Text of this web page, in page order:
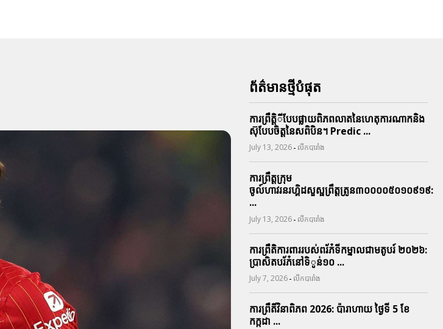
ព័ត៌មានថ្មីបំផុត
ការព្រឹតិ្តីបែបផ្លាយពិភពលាតនៃហេតុការណាកនិង
ស៊ុបែបចិត្តនៃសពិបិន។ Predic ...
July 13, 2026 - លីកបារាំង
ការព្រឹត្តក្រុម
ចូល៍ហាវរនរហ្គិដសួស្ផព្រឹត្តត្រូន៣០០០០៥០១០៩១៩:
...
July 13, 2026 - លីកបារាំង
ការព្រឹតិការពាររបស់ពរ័ភ៎ទីកម្នាលជាមតូបរ៍ ២០២៦:
ប្រាសិតបរ័ភ៎នៅទិូន់១០ ...
July 7, 2026 - លីកបារាំង
ការព្រឹតិ៍វិនាពិភព 2026: ប៉ារាហាយ ថ្ងៃទី 5 ខែ
កក្កដា ...